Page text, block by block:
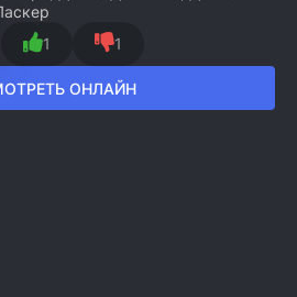
1 1
ОНЛАЙН